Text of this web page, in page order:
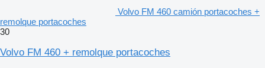
Volvo FM 460 camión portacoches +
remolque portacoches
30
Volvo FM 460 + remolque portacoches